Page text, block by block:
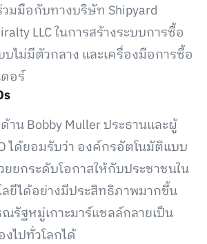
วมมือกับทางบริษัท Shipyard
LLC ในการสร้างระบบการซื้อ
ไม่มีตัวกลาง และเครื่องมือการซื้อ
อร์
น Bobby Muller ประธานและผู้
ได้ยอมรับว่า องค์กรอัตโนมัติแบบ
ยกระดับโอกาสให้กับประชาชนใน
ลยีได้อย่างมีประสิทธิภาพมากขึ้น
รัฐหมู่เกาะมาร์แชลล์กลายเป็น
ไปทั่วโลกได้